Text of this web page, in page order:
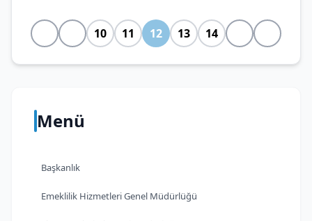
Menü
Başkanlık
Emeklilik Hizmetleri Genel Müdürlüğü
10 11 12 13 14